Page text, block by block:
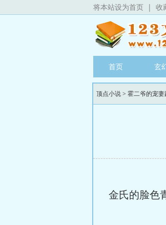
将本站设为首页 | 收
首页 玄
顶点小说> 霍二爷的宠
金氏的脸色